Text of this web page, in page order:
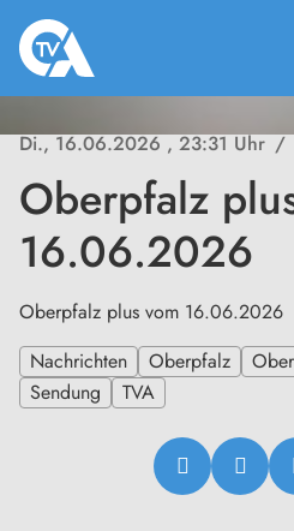
Di., 16.06.2026, 23:31 Uhr /
Oberpfalz
16.06.2026
Oberpfalz plus vom 16.06.2026
Nachrichten
Oberpfalz
Sendung
TVA